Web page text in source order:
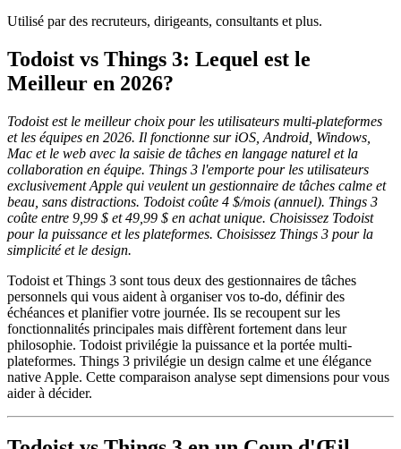
Utilisé par des recruteurs, dirigeants, consultants et plus.
Todoist vs Things 3: Lequel est le
Meilleur en 2026?
Todoist est le meilleur choix pour les utilisateurs multi-plateformes
et les équipes en 2026. Il fonctionne sur iOS, Android, Windows,
Mac et le web avec la saisie de tâches en langage naturel et la
collaboration en équipe. Things 3 l'emporte pour les utilisateurs
exclusivement Apple qui veulent un gestionnaire de tâches calme et
beau, sans distractions. Todoist coûte 4 $/mois (annuel). Things 3
coûte entre 9,99 $ et 49,99 $ en achat unique. Choisissez Todoist
pour la puissance et les plateformes. Choisissez Things 3 pour la
simplicité et le design.
Todoist et Things 3 sont tous deux des gestionnaires de tâches
personnels qui vous aident à organiser vos to-do, définir des
échéances et planifier votre journée. Ils se recoupent sur les
fonctionnalités principales mais diffèrent fortement dans leur
philosophie. Todoist privilégie la puissance et la portée multi-
plateformes. Things 3 privilégie un design calme et une élégance
native Apple. Cette comparaison analyse sept dimensions pour vous
aider à décider.